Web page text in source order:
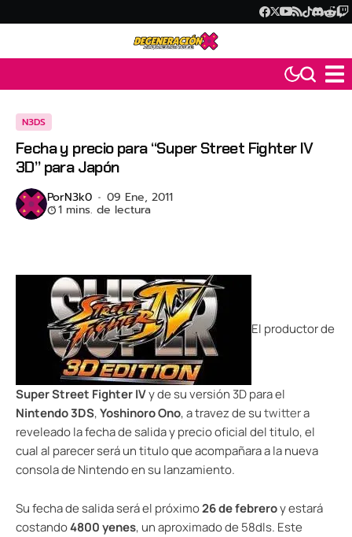
N3DS
Fecha y precio para “Super Street Fighter IV
3D” para Japón
PorN3k0 09 Ene, 2011
1 mins. de lectura
El productor de
Super Street Fighter IVy de su versión 3D para el
Nintendo 3DS,Yoshinoro Ono, a travez de sutwittera
reveleado la fecha de salida y precio oficial del titulo, el
cual al parecer será un titulo que acompañara a la nueva
consola de Nintendo en su lanzamiento.
Su fecha de salida será el próximo26 de febreroy estará
costando4800 yenes, un aproximado de 58dls. Este